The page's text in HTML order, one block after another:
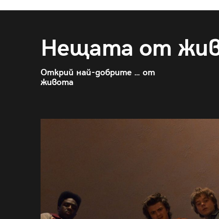
Нещата от
Открий най-добрите … от
живота